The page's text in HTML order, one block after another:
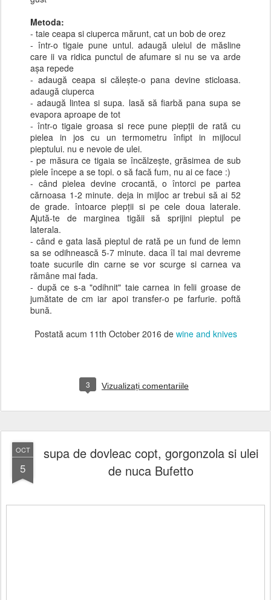
Metoda:
- taie ceapa si ciuperca mărunt, cat un bob de orez
- într-o tigaie pune untul. adaugă uleiul de măsline
care ii va ridica punctul de afumare si nu se va arde
așa repede
- adaugă ceapa si călește-o pana devine sticloasa.
adaugă ciuperca
- adaugă lintea si supa. lasă să fiarbă pana supa se
evapora aproape de tot
- într-o tigaie groasa si rece pune piepții de rată cu
pielea in jos cu un termometru înfipt in mijlocul
pieptului. nu e nevoie de ulei.
- pe măsura ce tigaia se încălzește, grăsimea de sub
piele începe a se topi. o să facă fum, nu ai ce face :)
- când pielea devine crocantă, o întorci pe partea
cărnoasa 1-2 minute. deja in mijloc ar trebui să ai 52
de grade. întoarce piepții si pe cele doua laterale.
Ajută-te de marginea tigăii să sprijini pieptul pe
laterala.
- când e gata lasă pieptul de rată pe un fund de lemn
sa se odihnească 5-7 minute. daca îl tai mai devreme
toate sucurile din carne se vor scurge si carnea va
rămâne mai fada.
- după ce s-a "odihnit" taie carnea in felii groase de
jumătate de cm iar apoi transfer-o pe farfurie. poftă
bună.
Postată acum 11th October 2016 de wine and knives
3 Vizualizați comentariile
OCT
5
supa de dovleac copt, gorgonzola si ulei
de nuca Bufetto